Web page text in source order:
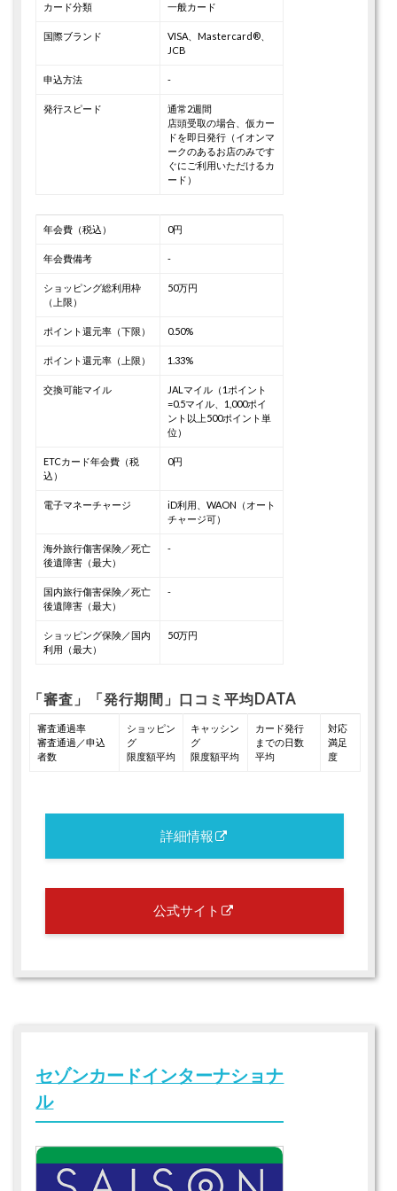
カード分類 一般カード
国際ブランド
VISA、Mastercard®、
JCB
申込方法 -
発行スピード
通常2週間
店頭受取の場合、仮カー
ドを即日発行（イオンマ
ークのあるお店のみです
ぐにご利用いただけるカ
ード）
年会費（税込） 0円
年会費備考 -
ショッピング総利用枠
（上限）
50万円
ポイント還元率（下限） 0.50%
ポイント還元率（上限） 1.33%
交換可能マイル
JALマイル（1ポイント
=0.5マイル、1,000ポイ
ント以上500ポイント単
位）
ETCカード年会費（税
込）
0円
電子マネーチャージ
iD利用、WAON（オート
チャージ可）
海外旅行傷害保険／死亡
後遺障害（最大）
-
国内旅行傷害保険／死亡
後遺障害（最大）
-
ショッピング保険／国内
利用（最大）
50万円
「審査」「発行期間」口コミ平均DATA
審査通過率
審査通過／申込
者数
ショッピン
グ
限度額平均
キャッシン
グ
限度額平均
カード発行
までの日数
平均
対応
満足
度
詳細情報
公式サイト
セゾンカードインターナショナ
ル